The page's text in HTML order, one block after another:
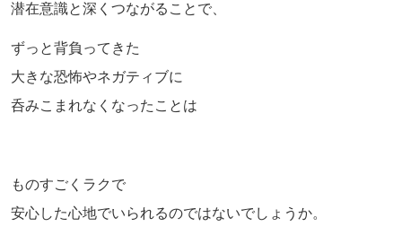
潜在意識と深くつながることで、
ずっと背負ってきた
大きな恐怖やネガティブに
呑みこまれなくなったことは
ものすごくラクで
安心した心地でいられるのではないでしょうか。